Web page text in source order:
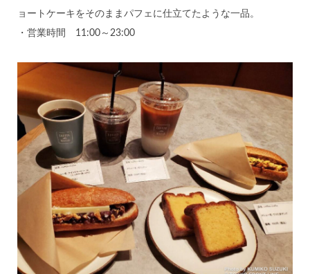
ョートケーキをそのままパフェに仕立てたような一品。
・営業時間 11:00～23:00